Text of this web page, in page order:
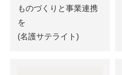
ものづくりと事業連携
を
(名護サテライト)